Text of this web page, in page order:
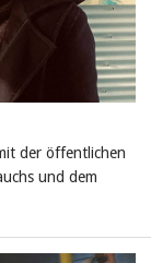
der öffentlichen
und dem